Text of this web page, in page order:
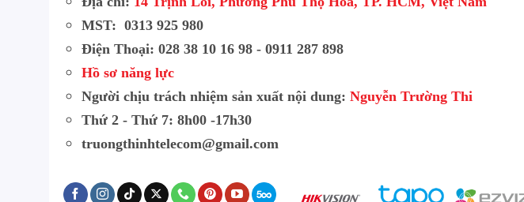
MST: 0313 925 980
Điện Thoại: 028 38 10 16 98 - 0911 287 898
Hồ sơ năng lực
Người chịu trách nhiệm sản xuất nội dung: Nguyễn Trường Thi
Thứ 2 - Thứ 7: 8h00 -17h30
truongthinhtelecom@gmail.com